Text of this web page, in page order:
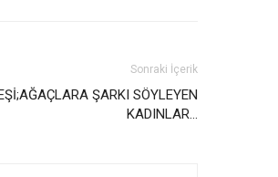
Sonraki İçerik
ŞARKI SÖYLEYEN
KADINLAR…